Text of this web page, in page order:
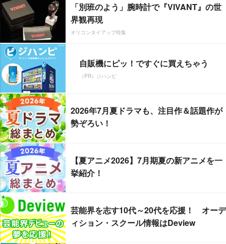
「別班のよう」腕時計で『VIVANT』の世
界観再現
オリコンタイアップ特集
自販機にピッ！ですぐに買えちゃう
（PR）ジハンピ
2026年7月夏ドラマも、注目作＆話題作が
勢ぞろい！
【夏アニメ2026】7月期夏の新アニメを一
挙紹介！
芸能界を志す10代～20代を応援！ オーデ
ィション・スクール情報はDeview